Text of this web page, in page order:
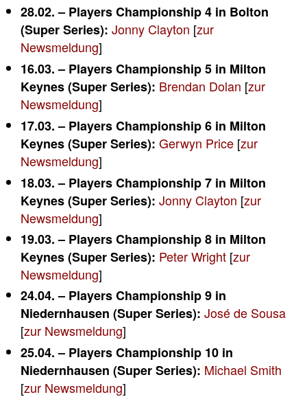
28.02. – Players Championship 4 in Bolton
(Super Series): Jonny Clayton [zur
Newsmeldung]
16.03. – Players Championship 5 in Milton
Keynes (Super Series): Brendan Dolan [zur
Newsmeldung]
17.03. – Players Championship 6 in Milton
Keynes (Super Series): Gerwyn Price [zur
Newsmeldung]
18.03. – Players Championship 7 in Milton
Keynes (Super Series): Jonny Clayton [zur
Newsmeldung]
19.03. – Players Championship 8 in Milton
Keynes (Super Series): Peter Wright [zur
Newsmeldung]
24.04. – Players Championship 9 in
Niedernhausen (Super Series): José de Sousa
[zur Newsmeldung]
25.04. – Players Championship 10 in
Niedernhausen (Super Series): Michael Smith
[zur Newsmeldung]